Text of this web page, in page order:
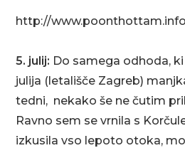
http://
5. julij: Do samega odhoda,
julija (letališče Zagreb)
tedni, nekako še ne čutim
Ravno sem se vrnila s
izkusila vso lepoto otoka,